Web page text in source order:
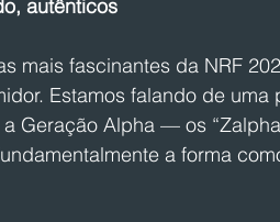
autênticos
mais fascinantes da NRF
Estamos falando de
a Geração Alpha — os
a forma